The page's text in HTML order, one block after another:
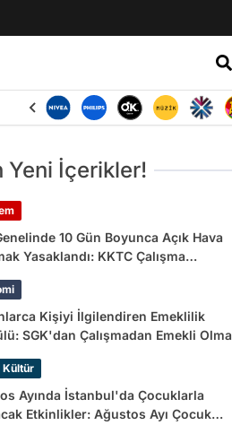
Yeni İçerikler!
10 Gün Boyunca Açık Hava
Yasaklandı: KKTC Çalışma
Kişiyi İlgilendiren Emeklilik
SGK'dan Çalışmadan Emekli Olma
Kültür
Ayında İstanbul'da Çocuklarla
Etkinlikler: Ağustos Ayı Çocuk